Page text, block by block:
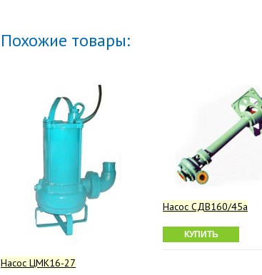
Похожие товары:
Насос ЦМК16-27
Насос СДВ160/45а
КУПИТЬ